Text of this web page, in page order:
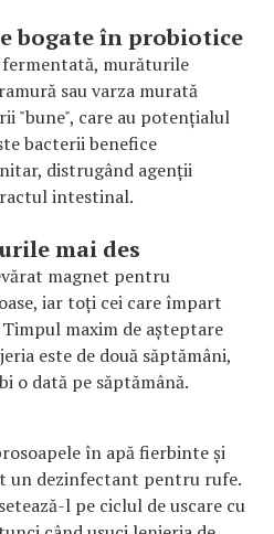
bogate în probiotice
murăturile
sau varza murată
"bune", care au potențialul
bacterii benefice
distrugând agenții
intestinal.
mai des
magnet pentru
iar toți cei care împart
maxim de așteptare
este de două săptămâni,
o dată pe săptămână.
în apă fierbinte și
un dezinfectant pentru rufe.
l pe ciclul de uscare cu